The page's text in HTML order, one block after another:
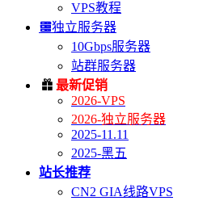
VPS教程
独立服务器
10Gbps服务器
站群服务器
 最新促销
2026-VPS
2026-独立服务器
2025-11.11
2025-黑五
站长推荐
CN2 GIA线路VPS